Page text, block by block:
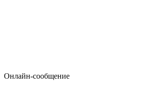
Онлайн-сообщение